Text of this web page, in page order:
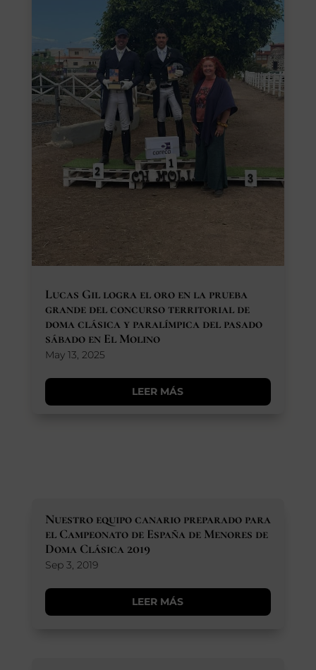
Lucas Gil logra el oro en la prueba
grande del concurso territorial de
doma clásica y paralímpica del pasado
sábado en El Molino
May 13, 2025
LEER MÁS
Nuestro equipo canario preparado para
el Campeonato de España de Menores de
Doma Clásica 2019
Sep 3, 2019
LEER MÁS